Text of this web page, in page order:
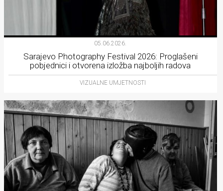
05.06.2026.
Sarajevo Photography Festival 2026: Proglašeni
pobjednici i otvorena izložba najboljih radova
VIZUALNE UMJETNOSTI